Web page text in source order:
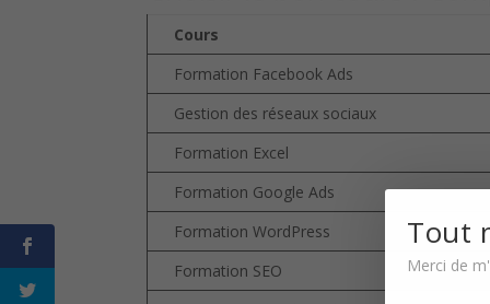
Cours
Formation Facebook Ads
Gestion des réseaux sociaux
Formation Excel
Formation Google Ads
Formation WordPress
Formation SEO
Tout
Merci de